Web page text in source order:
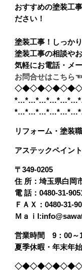
おすすめの塗装工
ださい！
塗装工事！しっか
塗装工事の相談や
気軽にお電話・メ
お問合せはこちら☜
リフォーム・塗装
アステックペイン
〒349-0205
住 所：埼玉県白岡
電 話：0480-31-
ＦＡＸ：0480-31-
Ｍａｉ
営業時間 9：00～
夏季休暇・年末年